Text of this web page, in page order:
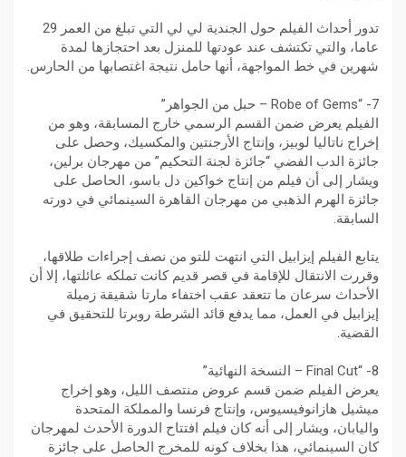
تدور أحداث الفيلم حول الجندية لي لي التي تبلغ من العمر 29
عاما، والتي تكتشف عند عودتها للمنزل بعد احتجازها لمدة
شهرين في خط المواجهة، أنها حامل نتيجة اغتصابها من الحارس.
7- “Robe of Gems – حبل من الجواهر”
الفيلم يعرض ضمن القسم الرسمي خارج المسابقة، وهو من
إخراج ناتاليا لوبيز، وإنتاج الأرجنتين والمكسيك، وحصل على
جائزة الدب الفضي “جائزة لجنة التحكيم” من مهرجان برلين،
ويشار إلى أن فيلم من إنتاج خواكين دل باسو، الحاصل على
جائزة الهرم الذهبي من مهرجان القاهرة السينمائي في دورته
السابقة.
يتابع الفيلم إيزابيل التي انتهت للتو من نصف إجراءات طلاقها،
وقررت الانتقال للإقامة في قصر قديم كانت تملكه عائلتها، إلا أن
الأحداث سرعان ما تتعقد عقب اختفاء مارتا شقيقة زميلة
إيزابيل في العمل، مما يدفع قائد الشرطة روبرتا للتحقيق في
القضية.
8- “Final Cut – النسخة النهائية”
يعرض الفيلم ضمن قسم عروض منتصف الليل، وهو إخراج
ميشيل هازانوفيسيوس، وإنتاج فرنسا والمملكة المتحدة
واليابان، ويشار إلى أنه كان فيلم افتتاح الدورة الأحدث لمهرجان
كان السينمائي، هذا بخلاف كونه للمخرج الحاصل على جائزة